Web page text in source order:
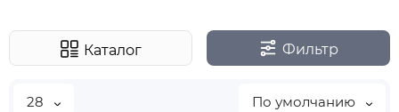
Каталог Фильтр
28 По умолчанию